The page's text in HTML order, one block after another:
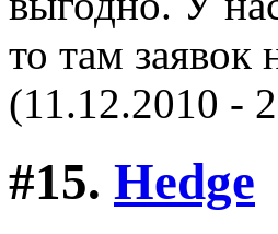
то там заявок
(11.12.2010 -
#15. Hedge